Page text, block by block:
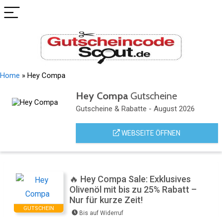
Home » Hey Compa
Hey CompaGutscheine
Gutscheine & Rabatte - August 2026
WEBSEITE ÖFFNEN
GUTSCHEIN
🔥 Hey Compa Sale: Exklusives
Olivenöl mit bis zu 25% Rabatt –
Nur für kurze Zeit!
Bis auf Widerruf